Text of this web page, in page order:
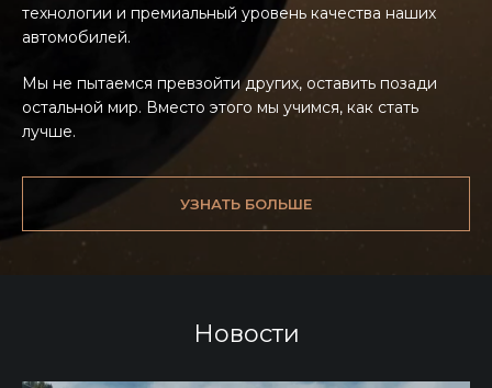
технологии и премиальный уровень качества наших
автомобилей.
Мы не пытаемся превзойти других, оставить позади
остальной мир. Вместо этого мы учимся, как стать
лучше.
УЗНАТЬ БОЛЬШЕ
Новости